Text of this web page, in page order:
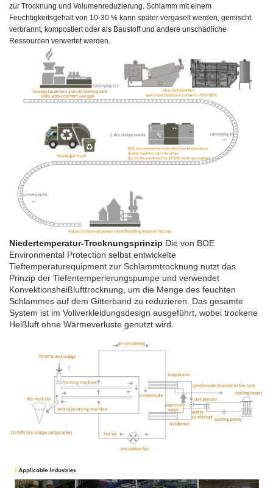
zur Trocknung und Volumenreduzierung. Schlamm mit einem
Feuchtigkeitsgehalt von 10-30 % kann später vergaselt werden, gemischt
verbrannt, kompostiert oder als Baustoff und andere unschädliche
Ressourcen verwertet werden.
Niedertemperatur-Trocknungsprinzip Die von BOE
Environmental Protection selbst entwickelte
Tieftemperaturequipment zur Schlammtrocknung nutzt das
Prinzip der Tiefentemperierungspumpe und verwendet
Konvektionsheißlufttrocknung, um die Menge des feuchten
Schlammes auf dem Gitterband zu reduzieren. Das gesamte
System ist im Vollverkleidungsdesign ausgeführt, wobei trockene
Heißluft ohne Wärmeverluste genutzt wird.